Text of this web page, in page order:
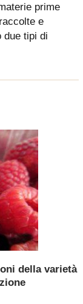
prime
e
due tipi di
della varietà